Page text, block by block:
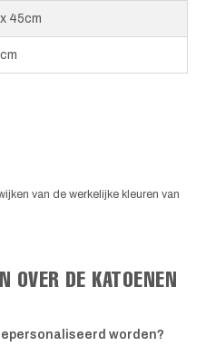
45cm
van de werkelijke kleuren van
OVER DE KATOENEN
worden?